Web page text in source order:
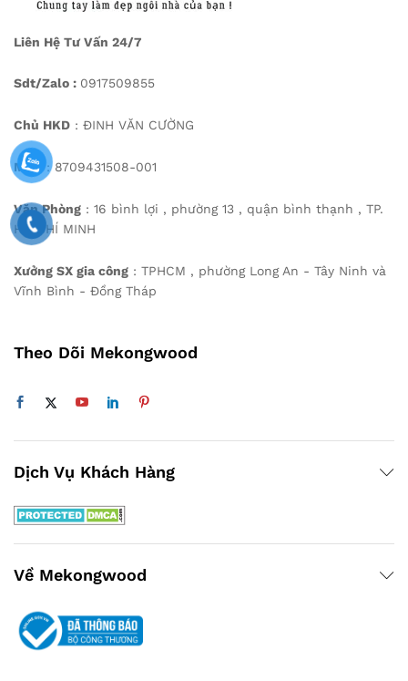
Liên Hệ Tư Vấn 24/7
Sdt/Zalo : 0917509855
Chủ HKD : ĐINH VĂN CƯỜNG
MST : 8709431508-001
Văn Phòng : 16 bình lợi , phường 13 , quận bình thạnh , TP.
HỒ CHÍ MINH
Xưởng SX gia công : TPHCM , phường Long An - Tây Ninh và
Vĩnh Bình - Đồng Tháp
Theo Dõi Mekongwood
Dịch Vụ Khách Hàng
Về Mekongwood